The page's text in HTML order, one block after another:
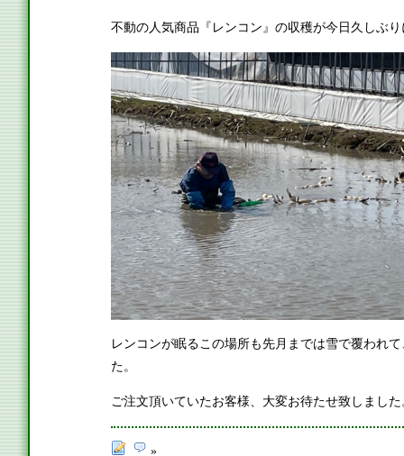
不動の人気商品『レンコン』の収穫が今日久しぶ
レンコンが眠るこの場所も先月までは雪で覆われ
た。
ご注文頂いていたお客様、大変お待たせ致しまし
»